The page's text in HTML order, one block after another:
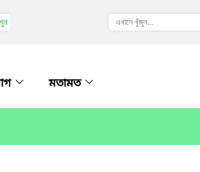
মতামত